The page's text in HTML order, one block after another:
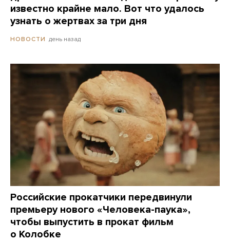
известно крайне мало. Вот что удалось
узнать о жертвах за три дня
НОВОСТИ день назад
Российские прокатчики передвинули
премьеру нового «Человека-паука»,
чтобы выпустить в прокат фильм
о Колобке